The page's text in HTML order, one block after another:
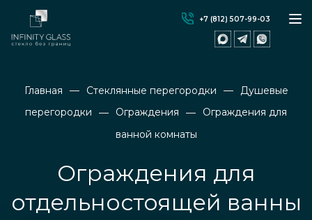
+7 (812) 507-99-03
Главная Стеклянные перегородки
Душевые
перегородки
Ограждения
Ограждения для
ванной комнаты
Ограждения для
отдельностоящей ванны